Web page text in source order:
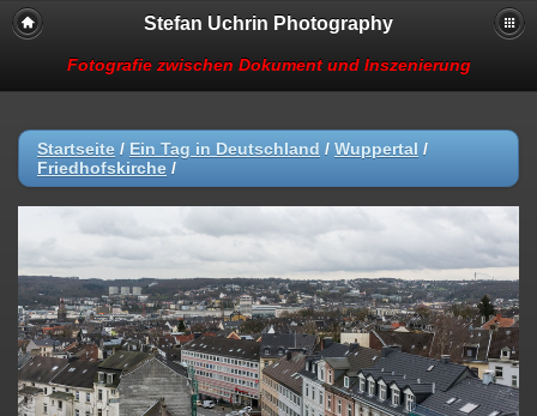
Stefan Uchrin Photography
Fotografie zwischen Dokument und Inszenierung
Startseite / Ein Tag in Deutschland / Wuppertal /
Friedhofskirche /